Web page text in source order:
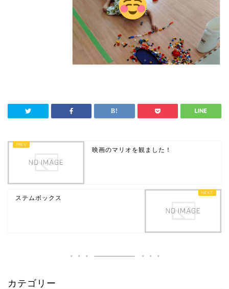
映画のマリオを観ました！
ステムボックス
カテゴリー